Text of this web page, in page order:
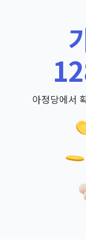
아정당에서